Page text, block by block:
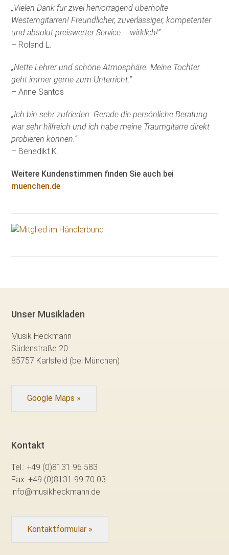
„Vielen Dank für zwei hervorragend überholte
Westerngitarren! Freundlicher, zuverlässiger, kompetenter
und absolut preiswerter Service – wirklich!“
– Roland L.
„Nette Lehrer und schöne Atmosphäre. Meine Tochter
geht immer gerne zum Unterricht.“
– Anne Santos
„Ich bin sehr zufrieden. Gerade die persönliche Beratung
war sehr hilfreich und ich habe meine Traumgitarre direkt
probieren können.“
– Benedikt K.
Weitere Kundenstimmen finden Sie auch bei
muenchen.de
Unser Musikladen
Musik Heckmann
Südenstraße 20
85757 Karlsfeld (bei München)
Google Maps »
Kontakt
Tel.:+49 (0)8131 96 583
Fax:+49 (0)8131 99 70 03
info@musikheckmann.de
Kontaktformular »